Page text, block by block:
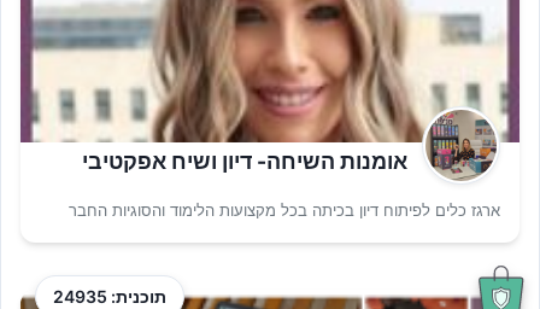
אומנות השיחה- דיון ושיח אפקטיבי
ארגז כלים לפיתוח דיון בכיתה בכל מקצועות הלימוד והסוגיות החבר
תוכנית: 24935